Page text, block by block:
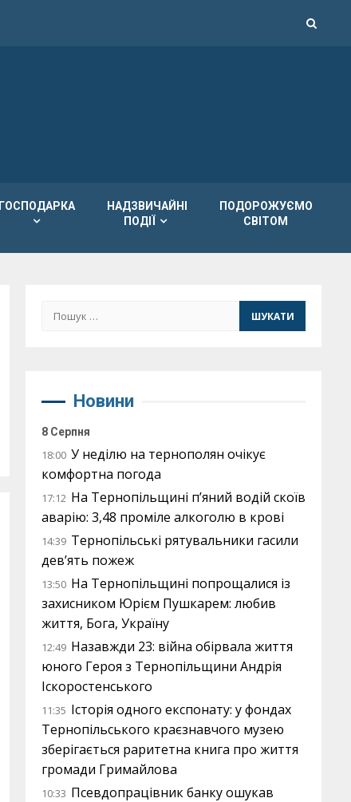
ГОСПОДАРКА
НАДЗВИЧАЙНІ
ПОДІЇ
ПОДОРОЖУЄМО
СВІТОМ
Пошук:
Новини
8 Серпня
18:00 У неділю на тернополян очікує
комфортна погода
17:12 На Тернопільщині п’яний водій скоїв
аварію: 3,48 проміле алкоголю в крові
14:39 Тернопільські рятувальники гасили
дев’ять пожеж
13:50 На Тернопільщині попрощалися із
захисником Юрієм Пушкарем: любив
життя, Бога, Україну
12:49 Назавжди 23: війна обірвала життя
юного Героя з Тернопільщини Андрія
Іскоростенського
11:35 Історія одного експонату: у фондах
Тернопільського краєзнавчого музею
зберігається раритетна книга про життя
громади Гримайлова
10:33 Псевдопрацівник банку ошукав